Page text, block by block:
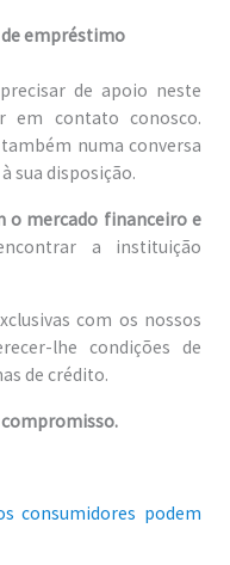
de empréstimo
de apoio neste
em contato conosco.
numa conversa
sua disposição.
o mercado financeiro e
a instituição
com os nossos
lhe condições de
de crédito.
consumidores podem